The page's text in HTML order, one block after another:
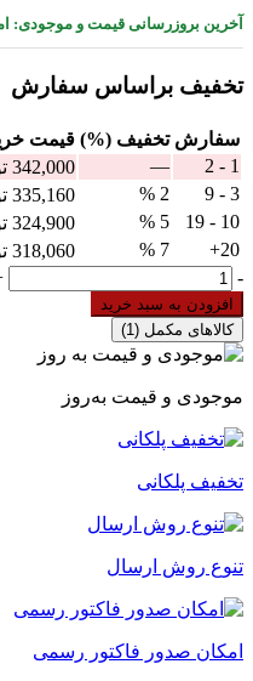
آخرین بروزرسانی قیمت و موجودی: امروز 1405/
تخفیف براساس سفارش
سفارش تخفیف (%) قيمت
1 - 2
—
342,000
3 - 9
2 %
335,160
10 - 19
5 %
324,900
20+
7 %
318,060
سه
شاخه
سیار
32
آمپر
پارت
عدد
-
افزودن به سبد خرید
کالاهای مکمل (1)
موجودی و قیمت به‌روز
تخفیف پلکانی
تنوع روش ارسال
امکان صدور فاکتور رسمی